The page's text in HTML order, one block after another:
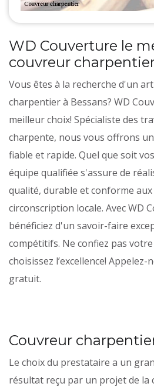
WD Couverture le
couvreur
Vous êtes à la recherche d'un
charpentier à Bessans? WD
meilleur choix! Spécialiste des
charpente, nous vous offrons
fiable et rapide. Quel que soit
équipe qualifiée s'assure de
qualité, durable et conforme
circonscription locale. Avec WD
bénéficiez d'un savoir-faire
compétitifs. Ne confiez pas
choisissez l’excellence!
gratuit.
Couvreur
Le choix du prestataire a un
résultat reçu par un projet de la